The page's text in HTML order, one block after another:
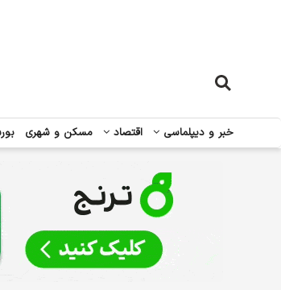
خبر و دیپلماسی اقتصاد مسکن و شهری